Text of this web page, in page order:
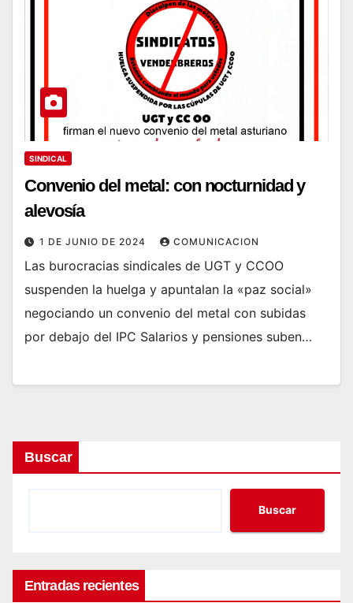
SINDICAL
Convenio del metal: con nocturnidad y
alevosía
1 DE JUNIO DE 2024 COMUNICACION
Las burocracias sindicales de UGT y CCOO
suspenden la huelga y apuntalan la «paz social»
negociando un convenio del metal con subidas
por debajo del IPC Salarios y pensiones suben…
Buscar
Buscar
Entradas recientes